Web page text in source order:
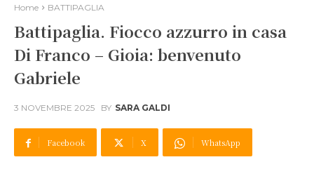
Home BATTIPAGLIA
Battipaglia. Fiocco azzurro in casa
Di Franco – Gioia: benvenuto
Gabriele
3 NOVEMBRE 2025 BY SARA GALDI
Facebook X WhatsApp